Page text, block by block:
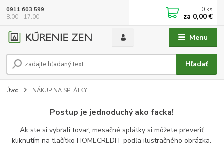
Menu
Hľadať
0911 603 599
8:00 - 17:00
0 ks
za 0,00 €
Úvod NÁKUP NA SPLÁTKY
Postup je jednoduchý ako facka!
Ak ste si vybrali tovar, mesačné splátky si môžete preveriť
kliknutím na tlačítko HOMECREDIT podľa ilustračného obrázka.